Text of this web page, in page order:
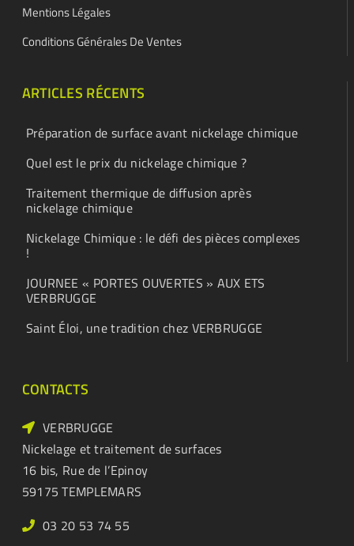
Mentions Légales
Conditions Générales De Ventes
ARTICLES RÉCENTS
Préparation de surface avant nickelage chimique
Quel est le prix du nickelage chimique ?
Traitement thermique de diffusion après
nickelage chimique
Nickelage Chimique : le défi des pièces complexes
!
JOURNEE « PORTES OUVERTES » AUX ETS
VERBRUGGE
Saint Éloi, une tradition chez VERBRUGGE
CONTACTS
VERBRUGGE
Nickelage et traitement de surfaces
16 bis, Rue de l’Epinoy
59175 TEMPLEMARS
03 20 53 74 55